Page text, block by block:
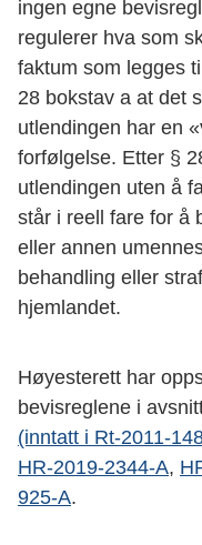
ingen egne
regulerer hva som
faktum som legges
28 bokstav a at det
utlendingen har en
forfølgelse. Etter §
utlendingen uten å
står i reell fare for å
eller annen
behandling eller
hjemlandet.
Høyesterett har
bevisreglene i
(inntatt i Rt-2011-
HR-2019-2344-A,
925-A.